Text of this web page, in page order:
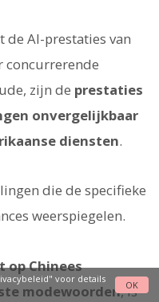
de AI-prestaties van
concurrerende
zijn de prestaties
onvergelijkbaar
diensten.
die de specifieke
weerspiegelen.
op Chinees
modewoorden, is
voor details
OK